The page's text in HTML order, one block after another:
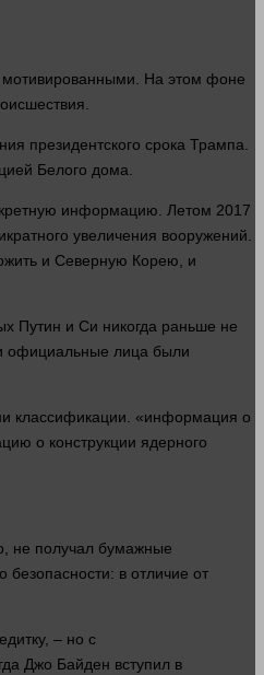
мотивированными. На этом фоне
президентского срока Трампа.
Белого дома
информацию . Летом 2017
увеличения вооружений.
и Северную Корею, и
Путин и Си никогда раньше не
официальные лица были
классификации. «информация о
о конструкции ядерного
, не получал бумажные
безопасности: в отличие от
– но с
Джо Байден вступил в